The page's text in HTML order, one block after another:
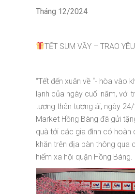
Tháng 12/2024
TẾT SUM VẦY – TRAO
“Tết đến xuân về “- hòa vào
lạnh của ngày cuối năm, với
tương thân tương ái, ngày
Market Hồng Bàng đã gửi
quà tới các gia đình có hoàn
khăn trên địa bàn thông qua
hiểm xã hội quận Hồng Bàng.